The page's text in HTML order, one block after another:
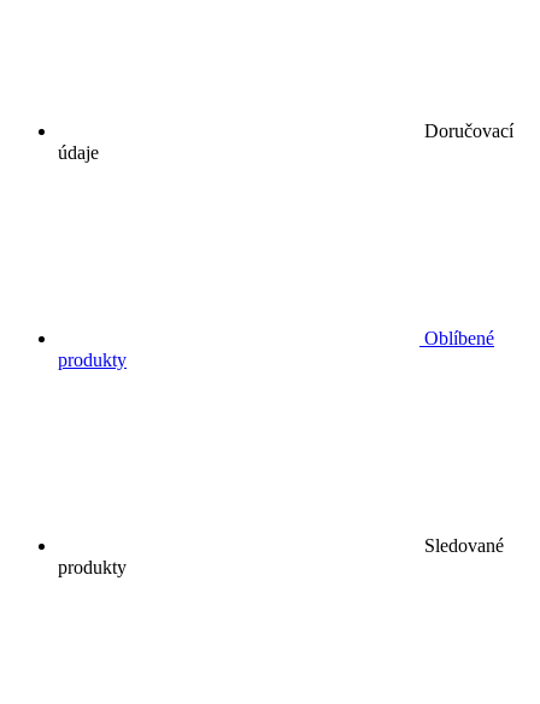
Doručovací
údaje
Oblíbené
produkty
Sledované
produkty